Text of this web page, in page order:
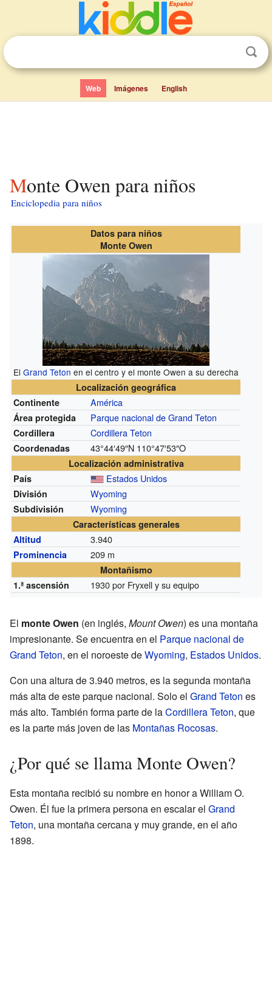
Web Imágenes English
Monte Owen para niños
Enciclopedia para niños
Datos para niños
Monte Owen
ElGrand Teton en el centro y el monte Owen a su derecha
Localización geográfica
Continente
América
Área protegida Parque nacional de Grand Teton
Cordillera Cordillera Teton
Coordenadas 43°44′49″N 110°47′53″O
Localización administrativa
País
Estados Unidos
División Wyoming
Subdivisión Wyoming
Características generales
Altitud
3.940
Prominencia 209 m
Montañismo
1.ª ascensión
1930 por Fryxell y su equipo
El monte Owen (en inglés, Mount Owen) es una montaña
impresionante. Se encuentra en el Parque nacional de
Grand Teton, en el noroeste deWyoming, Estados Unidos.
Con una altura de 3.940 metros, es la segunda montaña
más alta de este parque nacional. Solo el Grand Teton es
más alto. También forma parte de laCordillera Teton, que
es la parte más joven de las Montañas Rocosas.
¿Por qué se llama Monte Owen?
Esta montaña recibió su nombre en honor a William O.
Owen. Él fue la primera persona en escalar el Grand
Teton, una montaña cercana y muy grande, en el año
1898.